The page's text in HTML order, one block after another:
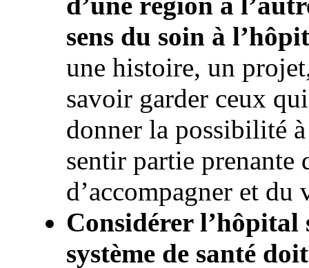
sens du soin à
une histoire, un
savoir garder ceux
donner la possibilité
sentir partie prenante
d’accompagner et du
Considérer l’hôpital
système de santé